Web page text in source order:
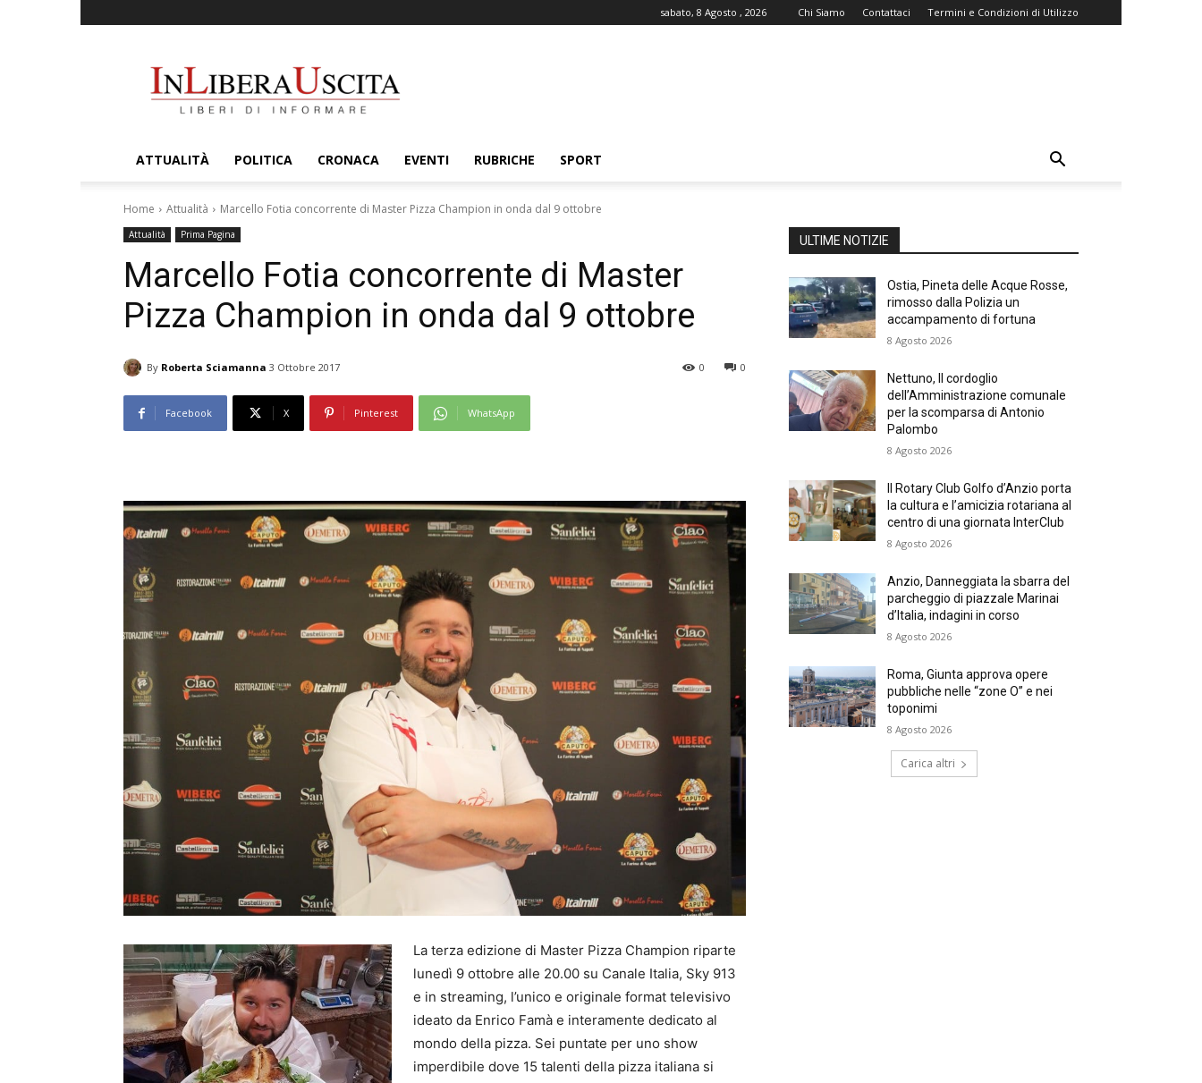
sabato, 8 Agosto , 2026 Chi Siamo Contattaci Termini e Condizioni di Utilizzo
ATTUALITÀ POLITICA CRONACA EVENTI RUBRICHE SPORT
Home Attualità Marcello Fotia concorrente di Master Pizza Champion in onda dal 9 ottobre
Attualità Prima Pagina
Marcello Fotia concorrente di Master
Pizza Champion in onda dal 9 ottobre
By Roberta Sciamanna 3 Ottobre 2017 0
0
Facebook X Pinterest WhatsApp
La terza edizione di Master Pizza Champion riparte
lunedì 9 ottobre alle 20.00 su Canale Italia, Sky 913
e in streaming, l’unico e originale format televisivo
ideato da Enrico Famà e interamente dedicato al
mondo della pizza. Sei puntate per uno show
imperdibile dove 15 talenti della pizza italiana si
ULTIME NOTIZIE
Ostia, Pineta delle Acque Rosse,
rimosso dalla Polizia un
accampamento di fortuna
8 Agosto 2026
Nettuno, Il cordoglio
dell’Amministrazione comunale
per la scomparsa di Antonio
Palombo
8 Agosto 2026
Il Rotary Club Golfo d’Anzio porta
la cultura e l’amicizia rotariana al
centro di una giornata InterClub
8 Agosto 2026
Anzio, Danneggiata la sbarra del
parcheggio di piazzale Marinai
d’Italia, indagini in corso
8 Agosto 2026
Roma, Giunta approva opere
pubbliche nelle “zone O” e nei
toponimi
8 Agosto 2026
Carica altri